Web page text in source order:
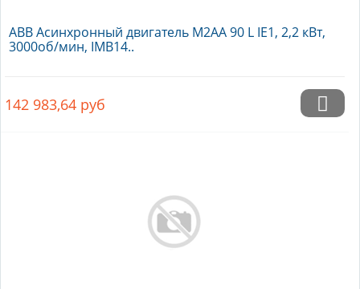
ABB Асинхронный двигатель M2AA 90 L IE1, 2,2 кВт,
3000об/мин, IMB14..
142 983,64 руб